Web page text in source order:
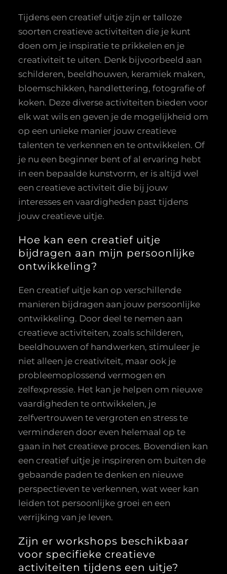
Tijdens een creatief uitje zijn er talloze
soorten creatieve activiteiten die je kunt
doen om je inspiratie te prikkelen en je
creativiteit te uiten. Denk bijvoorbeeld aan
schilderen, beeldhouwen, keramiek maken,
bloemschikken, handlettering, fotografie of
koken. Deze diverse activiteiten bieden voor
elk wat wils en geven je de mogelijkheid om
op een unieke manier jouw creatieve
talenten te verkennen en te ontwikkelen. Of
je nu een beginner bent of al ervaring hebt
in een bepaalde kunstvorm, er is altijd wel
een creatieve activiteit die bij jouw
interesses en vaardigheden past tijdens
jouw creatieve uitje.
Hoe kan een creatief uitje
bijdragen aan mijn persoonlijke
ontwikkeling?
Een creatief uitje kan op verschillende
manieren bijdragen aan jouw persoonlijke
ontwikkeling. Door deel te nemen aan
creatieve activiteiten, zoals schilderen,
beeldhouwen of handwerken, stimuleer je
niet alleen je creativiteit, maar ook je
probleemoplossend vermogen en
zelfexpressie. Het kan je helpen om nieuwe
vaardigheden te ontwikkelen, je
zelfvertrouwen te vergroten en stress te
verminderen door even helemaal op te
gaan in het creatieve proces. Bovendien kan
een creatief uitje je inspireren om buiten de
gebaande paden te denken en nieuwe
perspectieven te verkennen, wat weer kan
leiden tot persoonlijke groei en een
verrijking van je leven.
Zijn er workshops beschikbaar
voor specifieke creatieve
activiteiten tijdens een uitje?